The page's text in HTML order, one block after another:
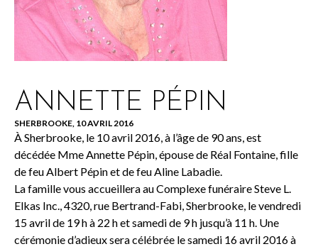
ANNETTE PÉPIN
SHERBROOKE, 10 AVRIL 2016
À Sherbrooke, le 10 avril 2016, à l’âge de 90 ans, est
décédée Mme Annette Pépin, épouse de Réal Fontaine, fille
de feu Albert Pépin et de feu Aline Labadie.
La famille vous accueillera au Complexe funéraire Steve L.
Elkas Inc., 4320, rue Bertrand-Fabi, Sherbrooke, le vendredi
15 avril de 19 h à 22 h et samedi de 9 h jusqu’à 11 h. Une
cérémonie d’adieux sera célébrée le samedi 16 avril 2016 à